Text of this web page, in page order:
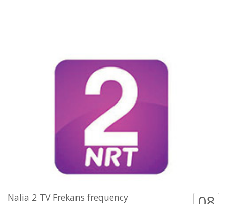
Nalia 2 TV Frekans frequency